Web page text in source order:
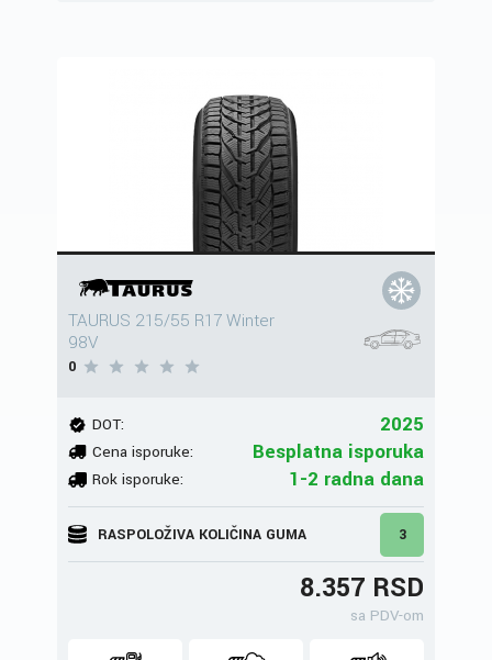
TAURUS 215/55 R17 Winter
98V
0
DOT: 2025
Cena isporuke: Besplatna isporuka
Rok isporuke: 1-2 radna dana
RASPOLOŽIVA KOLIČINA GUMA 3
8.357 RSD
sa PDV-om